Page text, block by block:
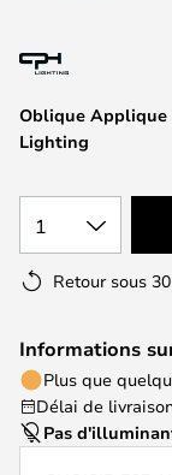
the
gallery
Oblique Applique
Lighting
1
Retour sous
Informations
Plus que
Délai de
Pas